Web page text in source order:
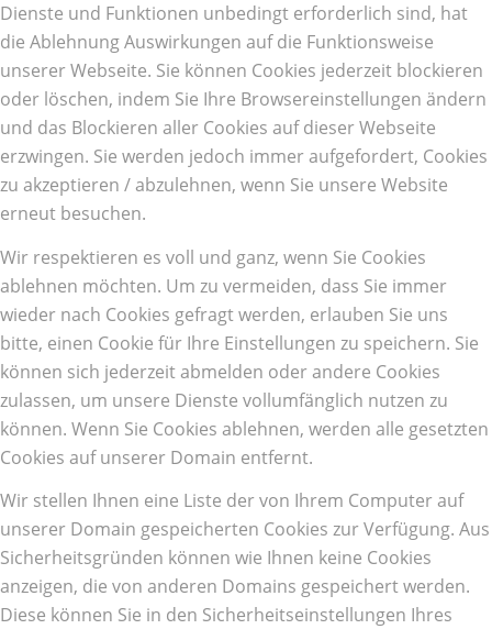
Dienste und Funktionen unbedingt erforderlich sind, hat
die Ablehnung Auswirkungen auf die Funktionsweise
unserer Webseite. Sie können Cookies jederzeit blockieren
oder löschen, indem Sie Ihre Browsereinstellungen ändern
und das Blockieren aller Cookies auf dieser Webseite
erzwingen. Sie werden jedoch immer aufgefordert, Cookies
zu akzeptieren / abzulehnen, wenn Sie unsere Website
erneut besuchen.
Wir respektieren es voll und ganz, wenn Sie Cookies
ablehnen möchten. Um zu vermeiden, dass Sie immer
wieder nach Cookies gefragt werden, erlauben Sie uns
bitte, einen Cookie für Ihre Einstellungen zu speichern. Sie
können sich jederzeit abmelden oder andere Cookies
zulassen, um unsere Dienste vollumfänglich nutzen zu
können. Wenn Sie Cookies ablehnen, werden alle gesetzten
Cookies auf unserer Domain entfernt.
Wir stellen Ihnen eine Liste der von Ihrem Computer auf
unserer Domain gespeicherten Cookies zur Verfügung. Aus
Sicherheitsgründen können wie Ihnen keine Cookies
anzeigen, die von anderen Domains gespeichert werden.
Diese können Sie in den Sicherheitseinstellungen Ihres